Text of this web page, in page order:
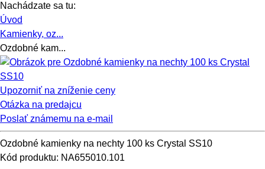
Nachádzate sa tu:
Úvod
Kamienky, oz...
Ozdobné kam...
Upozorniť na zníženie ceny
Otázka na predajcu
Poslať známemu na e-mail
Ozdobné kamienky na nechty 100 ks Crystal SS10
Kód produktu: NA655010.101